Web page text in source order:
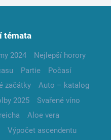
témata
2024
Nejlepší horory
Partie
Počasí
začátky
Auto – katalog
2025
Svařené víno
Aloe vera
Výpočet ascendentu